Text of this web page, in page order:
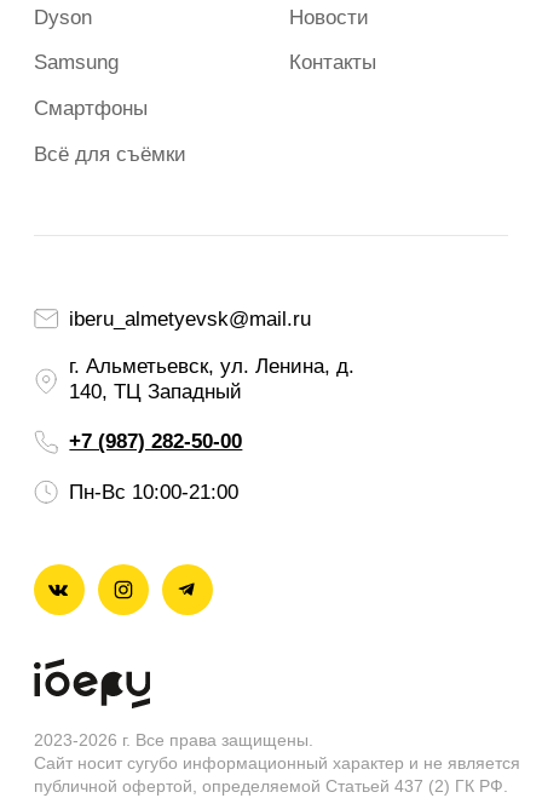
публичной офертой, определяемой Статьей 437 (2) ГК РФ.
Apple и логотип Apple являются зарегистрированными
странах. App Store является знаком обслуживания компании
Политика конфиденциальности